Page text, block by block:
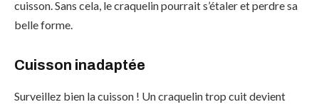
cuisson. Sans cela, le craquelin pourrait s’étaler et perdre sa
belle forme.
Cuisson inadaptée
Surveillez bien la cuisson ! Un craquelin trop cuit devient